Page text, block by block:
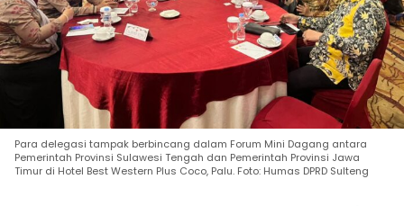
Para delegasi tampak berbincang dalam Forum Mini Dagang antara
Pemerintah Provinsi Sulawesi Tengah dan Pemerintah Provinsi Jawa
Timur di Hotel Best Western Plus Coco, Palu. Foto: Humas DPRD Sulteng